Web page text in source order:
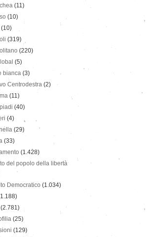
(11)
(10)
(10)
(319)
(220)
(5)
bianca (3)
Centrodestra (2)
(11)
(40)
(4)
(29)
(33)
(1.428)
del popolo della libertà
Democratico (1.034)
(2.781)
(25)
(129)